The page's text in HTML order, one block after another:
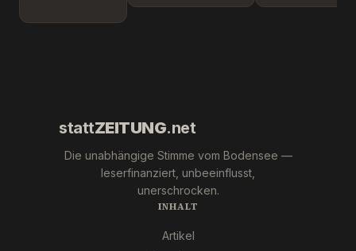
stattZEITUNG.net
Die unabhängige Stimme vom Bodensee —
leserfinanziert, unbeeinflusst,
unerschrocken.
INHALT
Artikel